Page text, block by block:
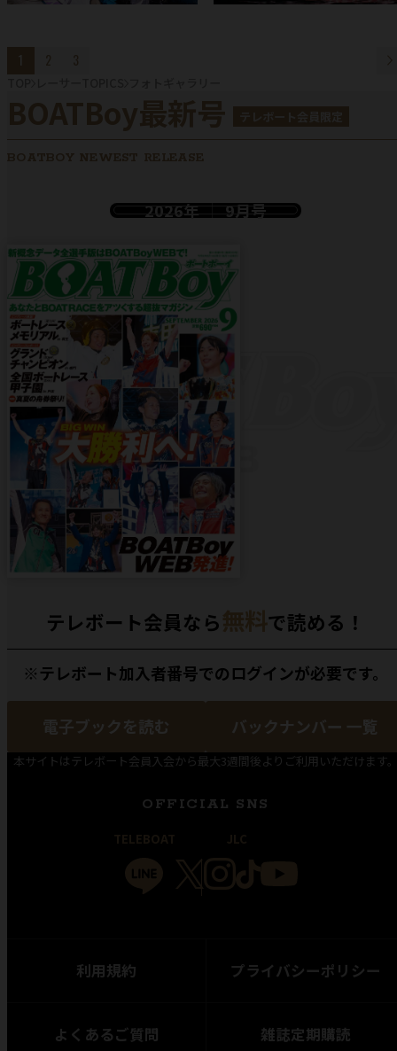
1 2 3
BOATBoy最新号
BOATBOY NEWEST RELEASE
2026年 9月号
テレボート会員なら無料で読める！
※テレボート加入者番号でのログインが必要です。
電子ブックを読む バックナンバー 一覧
本サイトはテレボート会員入会から最大3週間後よりご利用いただけます
OFFICIAL SNS
利用規約 プライバシーポリシー
よくあるご質問 雑誌定期購読